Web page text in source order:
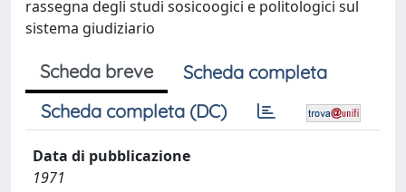
rassegna degli studi sosicoogici e politologici sul
sistema giudiziario
Scheda breve
Scheda completa
Scheda completa (DC)
Data di pubblicazione
1971